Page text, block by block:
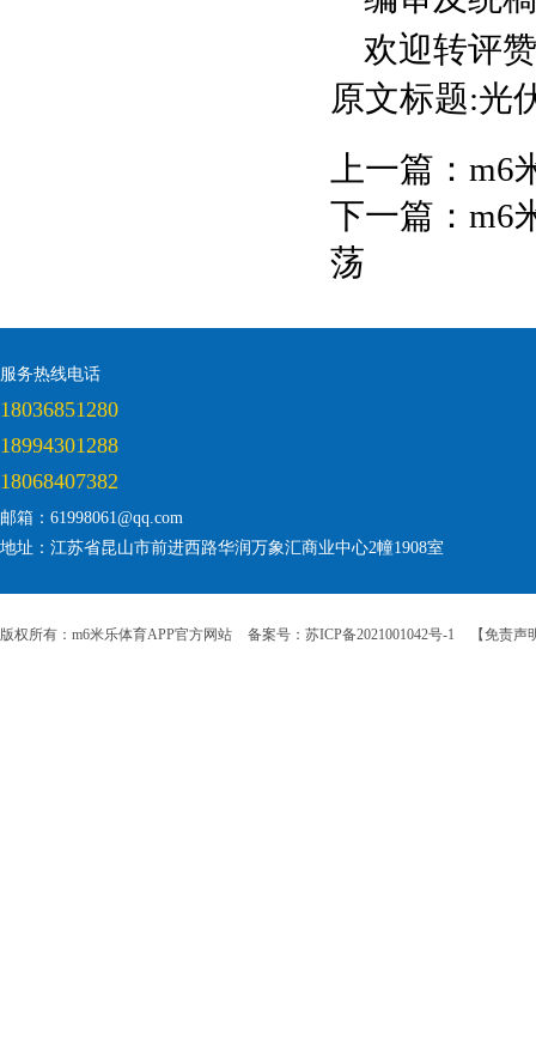
欢迎转评
原文标题:光
上一篇： m6
下一篇： m6
荡
服务热线电话
18036851280
18994301288
18068407382
邮箱：61998061@qq.com
地址：江苏省昆山市前进西路华润万象汇商业中心2幢1908室
版权所有：m6米乐体育APP官方网站 备案号：苏ICP备2021001042号-1 【免责声